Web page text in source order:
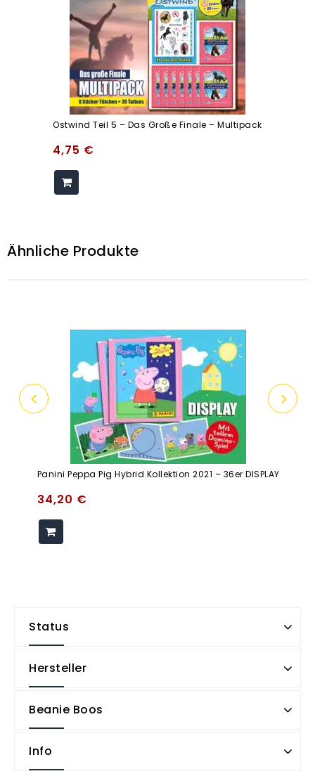
Ostwind Teil 5 – Das Große Finale – Multipack
4,75 €
Ähnliche Produkte
Panini Peppa Pig Hybrid Kollektion 2021 – 36er DISPLAY
34,20 €
Status
Hersteller
Beanie Boos
Info